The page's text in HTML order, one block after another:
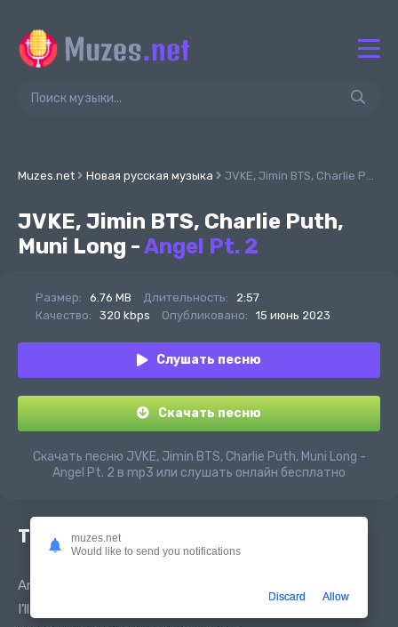
Muzes.net Новая русская музыка JVKE, Jimin BTS, Charlie Puth, Muni Long - Angel Pt. 2
JVKE, Jimin BTS, Charlie Puth,
Muni Long -Angel Pt. 2
Размер: 6.76 MB Длительность:
2:57
Качество:
320 kbps Опубликовано: 15 июнь 2023
Слушать песню
Скачать песню
Скачать песню JVKE, Jimin BTS, Charlie Puth, Muni Long -
Angel Pt. 2 в mp3 или слушать онлайн бесплатно
Текст песни
Angel, don't fly so close to me
I’ll pull you down eventually
muzes.net
Would like to send you notifications
Discard Allow